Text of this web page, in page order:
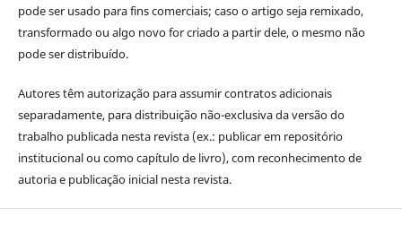
pode ser usado para fins comerciais; caso o artigo seja remixado,
transformado ou algo novo for criado a partir dele, o mesmo não
pode ser distribuído.
Autores têm autorização para assumir contratos adicionais
separadamente, para distribuição não-exclusiva da versão do
trabalho publicada nesta revista (ex.: publicar em repositório
institucional ou como capítulo de livro), com reconhecimento de
autoria e publicação inicial nesta revista.